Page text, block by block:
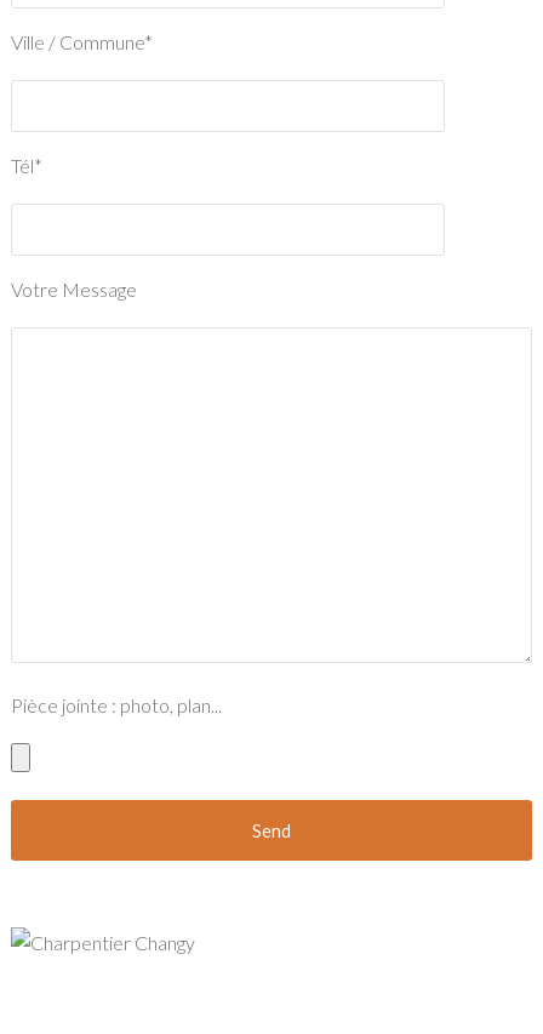
Ville / Commune*
Tél*
Votre Message
Pièce jointe : photo, plan...